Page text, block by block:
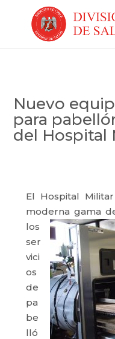
Nuevo
para
del Hospital
El Hospital
moderna gama
los
ser
vici
os
de
pa
be
lló